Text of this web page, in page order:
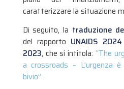
caratterizzare la situazione
Di seguito, la traduzione
del rapporto UNAIDS
2023, che si intitola: “The
a crossroads – L’urgenza
bivio” .